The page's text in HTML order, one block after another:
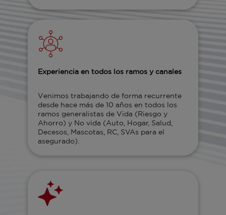
Experiencia en todos los ramos y canales
Venimos trabajando de forma recurrente
desde hace más de 10 años en todos los
ramos generalistas de Vida (Riesgo y
Ahorro) y No vida (Auto, Hogar, Salud,
Decesos, Mascotas, RC, SVAs para el
asegurado).